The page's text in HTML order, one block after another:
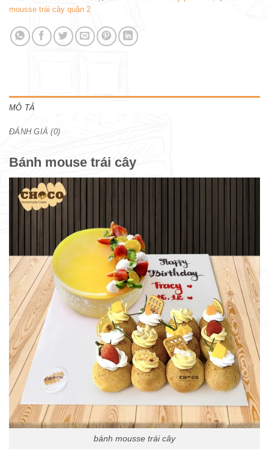
mousse trái cây quận 2
MÔ TẢ
ĐÁNH GIÁ (0)
Bánh mouse trái cây
bánh mousse trái cây